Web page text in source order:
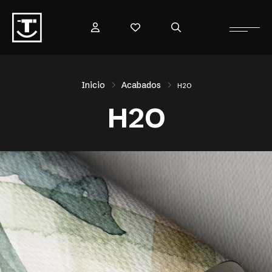
Inicio Acabados H2O
H2O